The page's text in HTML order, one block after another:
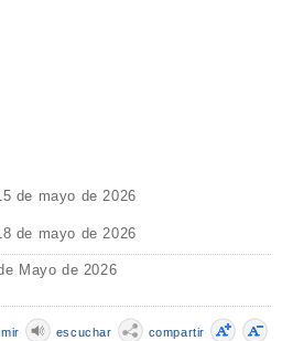
de mayo de 2026
de mayo de 2026
Mayo de 2026
compartir
escuchar